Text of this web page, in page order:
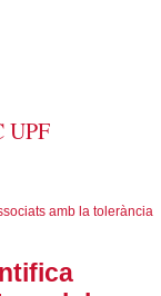
UPF
amb la tolerància